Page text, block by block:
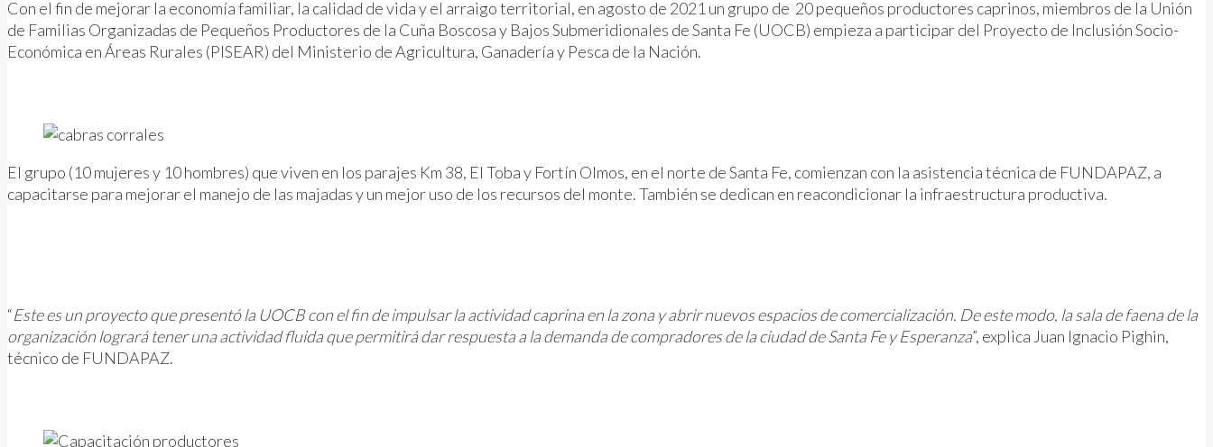
Con el fin de mejorar la economía familiar, la calidad de vida y el arraigo territorial, en agosto de 2021 un grupo de 20 pequeños productores caprinos, miembros de la Unión
de Familias Organizadas de Pequeños Productores de la Cuña Boscosa y Bajos Submeridionales de Santa Fe (UOCB) empieza a participar del Proyecto de Inclusión Socio-
Económica en Áreas Rurales (PISEAR) del Ministerio de Agricultura, Ganadería y Pesca de la Nación.
El grupo (10 mujeres y 10 hombres) que viven en los parajes Km 38, El Toba y Fortín Olmos, en el norte de Santa Fe, comienzan con la asistencia técnica de FUNDAPAZ, a
capacitarse para mejorar el manejo de las majadas y un mejor uso de los recursos del monte. También se dedican en reacondicionar la infraestructura productiva.
“Este es un proyecto que presentó la UOCB con el fin de impulsar la actividad caprina en la zona y abrir nuevos espacios de comercialización. De este modo, la sala de faena de la
organización logrará tener una actividad fluida que permitirá dar respuesta a la demanda de compradores de la ciudad de Santa Fe y Esperanza”, explica Juan Ignacio Pighin,
técnico de FUNDAPAZ.